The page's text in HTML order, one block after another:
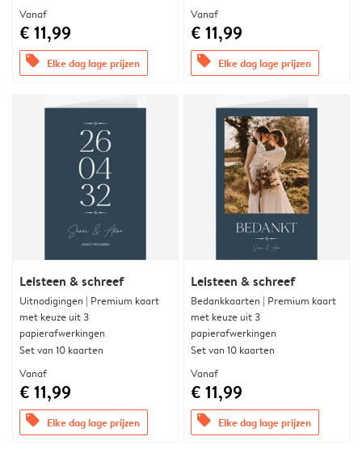
Vanaf
€ 11,99
offers Elke dag lage prijzen
Vanaf
€ 11,99
offers Elke dag lage prijzen
Leisteen & schreef
Uitnodigingen | Premium kaart
met keuze uit 3
papierafwerkingen
Set van 10 kaarten
Vanaf
€ 11,99
offers Elke dag lage prijzen
Leisteen & schreef
Bedankkaarten | Premium kaart
met keuze uit 3
papierafwerkingen
Set van 10 kaarten
Vanaf
€ 11,99
offers Elke dag lage prijzen